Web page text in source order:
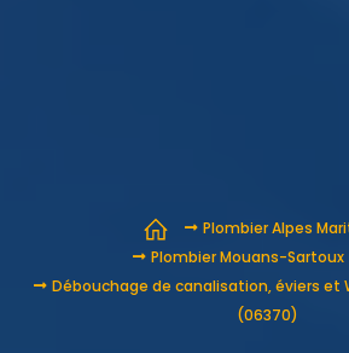
Plombier Alpes
Plombier Mouans-
Débouchage de canalisation, éviers et
(06370)